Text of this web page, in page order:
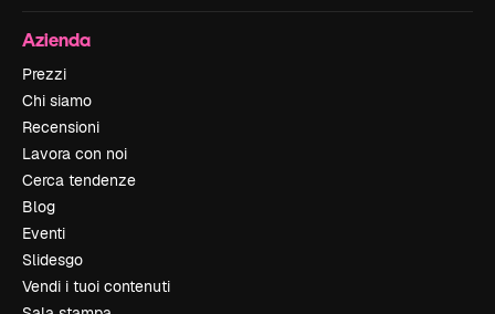
Azienda
Prezzi
Chi siamo
Recensioni
Lavora con noi
Cerca tendenze
Blog
Eventi
Slidesgo
Vendi i tuoi contenuti